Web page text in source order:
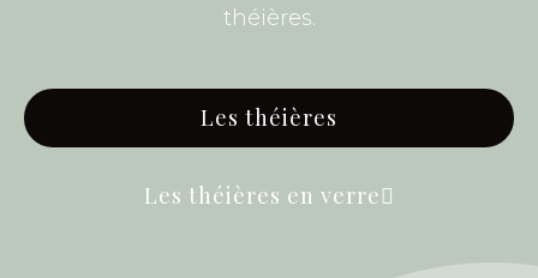
théières.
Les théières
Les théières en verre